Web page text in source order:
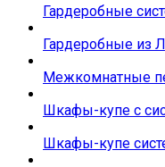
Гардеробные
Гардеробные из
Межкомнатные
Шкафы-купе с
Шкафы-купе